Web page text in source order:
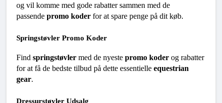
og vil komme med gode rabatter sammen med de
passende promo koder for at spare penge på dit køb.
Springstøvler Promo Koder
Find springstøvler med de nyeste promo koder og rabatter
for at få de bedste tilbud på dette essentielle equestrian
gear.
Dressurstøvler Udsalg